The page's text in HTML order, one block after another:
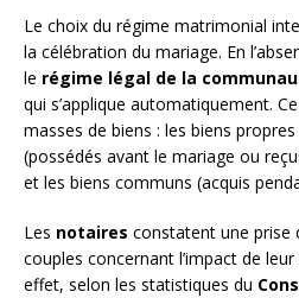
Le choix du régime matrimonial
la célébration du mariage. En
le régime légal de la
qui s’applique automatiquement.
masses de biens : les biens
(possédés avant le mariage ou
et les biens communs (acquis
Les notaires constatent une prise
couples concernant l’impact de
effet, selon les statistiques du